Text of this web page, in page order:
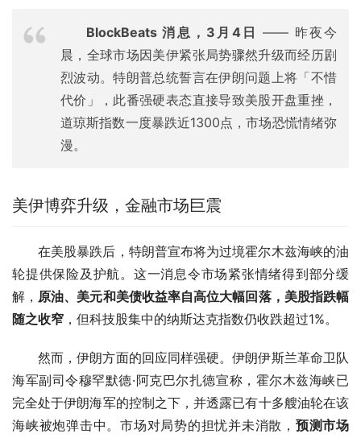
BlockBeats 消息，3月4日 —— 昨夜今
晨，全球市场因美伊紧张局势骤然升级而经历剧
烈波动。特朗普总统誓言在伊朗问题上将「不惜
代价」，此番强硬表态直接导致美股开盘重挫，
道琼斯指数一度暴跌近1300点，市场恐慌情绪弥
漫。
美伊博弈升级，金融市场巨震
在美股暴跌后，特朗普宣布将为过境霍尔木兹海峡的油
轮提供保险及护航。这一消息令市场紧张情绪得到部分缓
解， 原油、美元和美债收益率自高位大幅回落，美股指跌幅
随之收窄 ，但科技股集中的纳斯达克指数仍收跌超过1%。
然而，伊朗方面的回应同样强硬。伊朗伊斯兰革命卫队
海军副司令穆罕默德·阿克巴尔扎德宣称，霍尔木兹海峡已
完全处于伊朗海军的控制之下，并透露已有十多艘油轮在该
海峡被炮弹击中。市场对局势的担忧并未消散， 预测市场